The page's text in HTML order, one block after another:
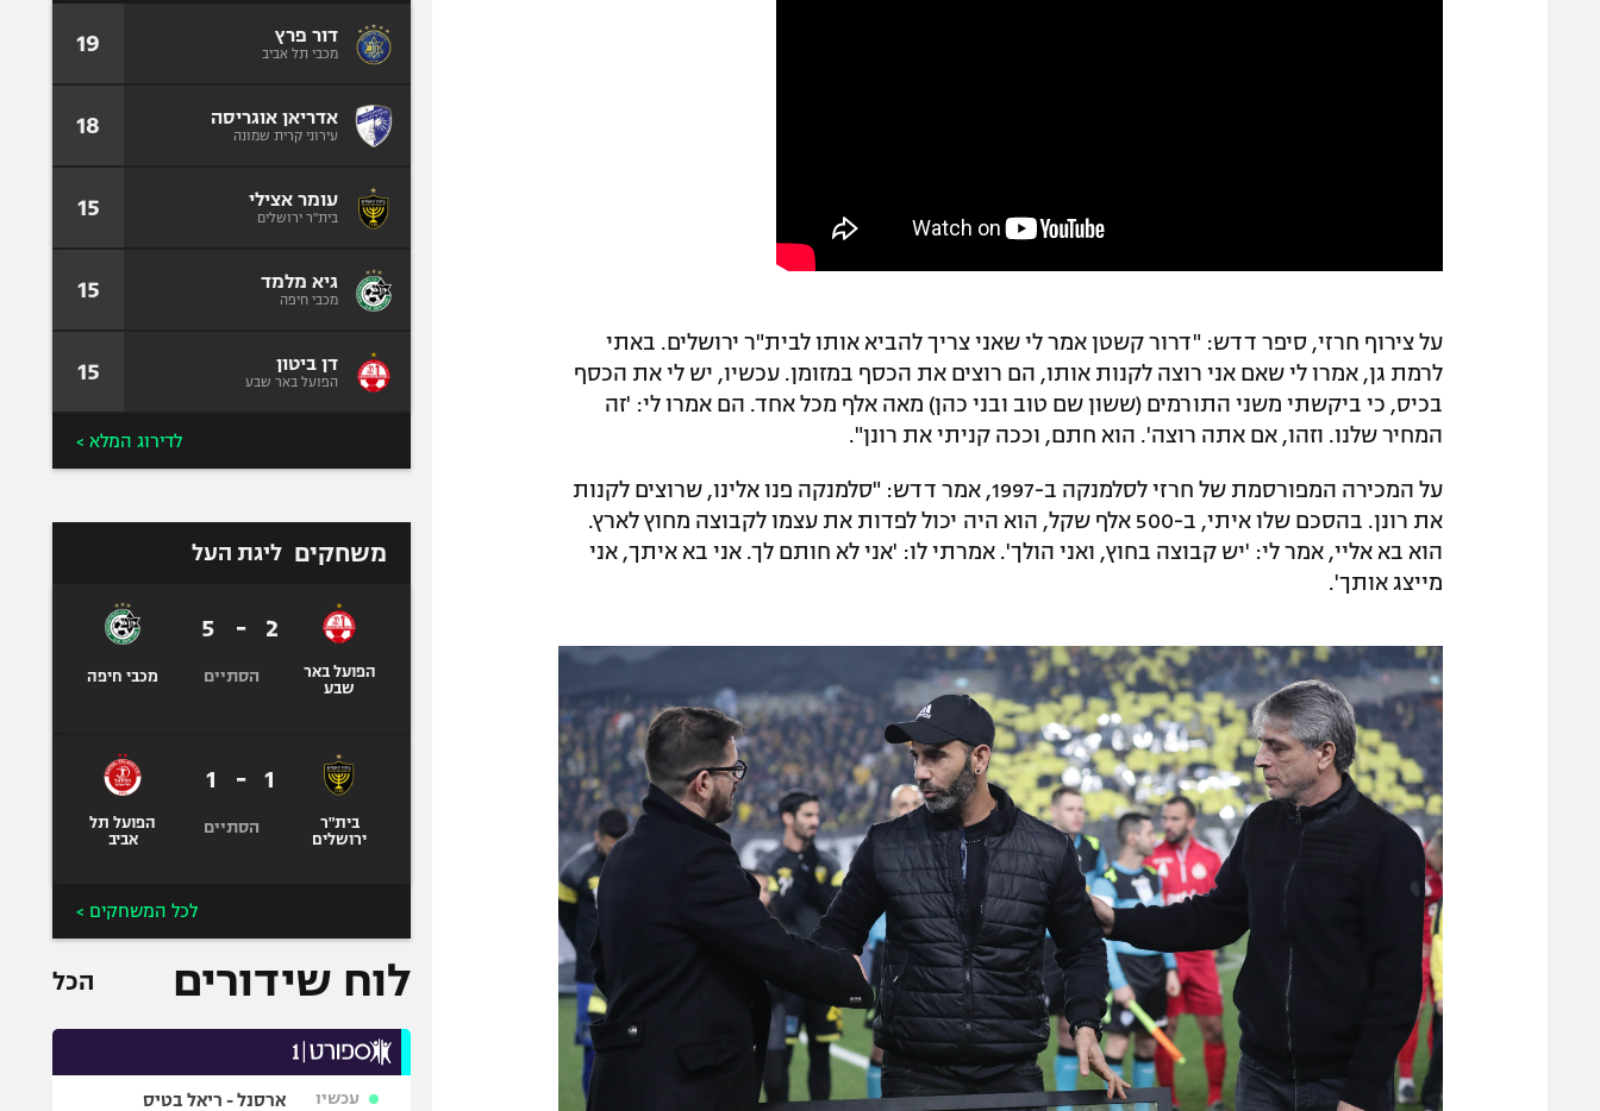
על צירוף חרזי, סיפר דדש: "דרור קשטן אמר לי שאני צריך להביא אותו לבית"ר ירושלים. באתי
לרמת גן, אמרו לי שאם אני רוצה לקנות אותו, הם רוצים את הכסף במזומן. עכשיו, יש לי את הכסף
בכיס, כי ביקשתי משני התורמים (ששון שם טוב ובני כהן) מאה אלף מכל אחד. הם אמרו לי: 'זה
המחיר שלנו. וזהו, אם אתה רוצה'. הוא חתם, וככה קניתי את רונן".
על המכירה המפורסמת של חרזי לסלמנקה ב-1997, אמר דדש: "סלמנקה פנו אלינו, שרוצים לקנות
את רונן. בהסכם שלו איתי, ב-500 אלף שקל, הוא היה יכול לפדות את עצמו לקבוצה מחוץ לארץ.
הוא בא אליי, אמר לי: 'יש קבוצה בחוץ, ואני הולך'. אמרתי לו: 'אני לא חותם לך. אני בא איתך, אני
מייצג אותך'.
דור פרץ
מכבי תל אביב 19
אדריאן אוגריסה
עירוני קרית שמונה 18
עומר אצילי
בית"ר ירושלים 15
גיא מלמד
מכבי חיפה 15
דן ביטון
הפועל באר שבע 15
לדירוג המלא >
משחקים ליגת העל
הפועל באר
שבע
2
-
5
הסתיים מכבי חיפה
בית"ר
ירושלים
1
-
1
הסתיים
הפועל תל
אביב
לכל המשחקים >
לוח שידורים הכל
עכשיו
ארסנל - ריאל בטיס